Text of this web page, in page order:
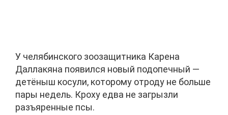
У челябинского зоозащитника Карена
Даллакяна появился новый подопечный —
детёныш косули, которому отроду не больше
пары недель. Кроху едва не загрызли
разъяренные псы.